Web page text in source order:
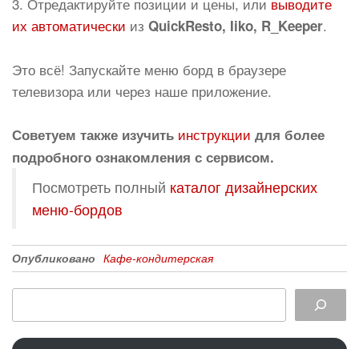
их автоматически из QuickResto, Iiko, R_Keeper.
Это всё! Запускайте меню борд в браузере
телевизора или через наше приложение.
Советуем также изучить инструкции для более
подробного ознакомления с сервисом.
Посмотреть полный каталог дизайнерских
меню-бордов
Опубликовано Кафе-кондитерская